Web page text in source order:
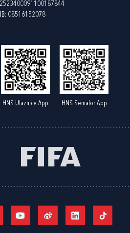
08516152078
HNS Ulaznice App HNS Semafor App